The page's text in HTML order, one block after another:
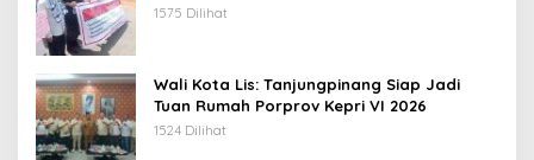
1575 Dilihat
Wali Kota Lis: Tanjungpinang Siap Jadi
Tuan Rumah Porprov Kepri VI 2026
1524 Dilihat